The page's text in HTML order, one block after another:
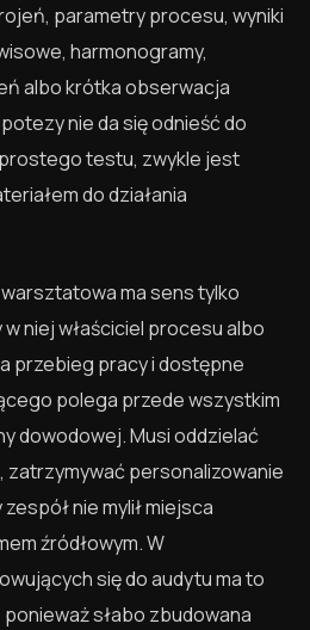
parametry procesu, wyniki
harmonogramy,
albo krótka obserwacja
nie da się odnieść do
testu, zwykle jest
do działania
ma sens tylko
niej właściciel procesu albo
przebieg pracy i dostępne
polega przede wszystkim
dowodowej. Musi oddzielać
personalizowanie
nie mylił miejsca
źródłowym. W
się do audytu ma to
słabo zbudowana